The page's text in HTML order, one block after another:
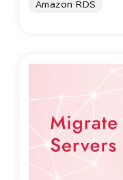
Amazon RDS